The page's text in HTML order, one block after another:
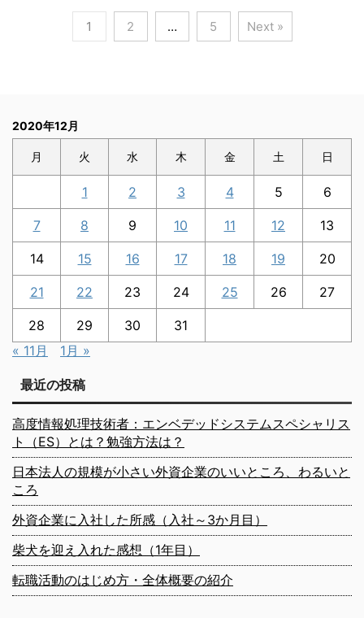
1 2 … 5 Next »
2020年12月
月 火 水 木 金 土 日
1 2 3 4 5 6
7 8 9 10 11 12 13
14 15 16 17 18 19 20
21 22 23 24 25 26 27
28 29 30
31
« 11月
1月 »
最近の投稿
高度情報処理技術者：エンベデッドシステムスペシャリス
ト（ES）とは？勉強方法は？
日本法人の規模が小さい外資企業のいいところ、わるいと
ころ
外資企業に入社した所感（入社～3か月目）
柴犬を迎え入れた感想（1年目）
転職活動のはじめ方・全体概要の紹介